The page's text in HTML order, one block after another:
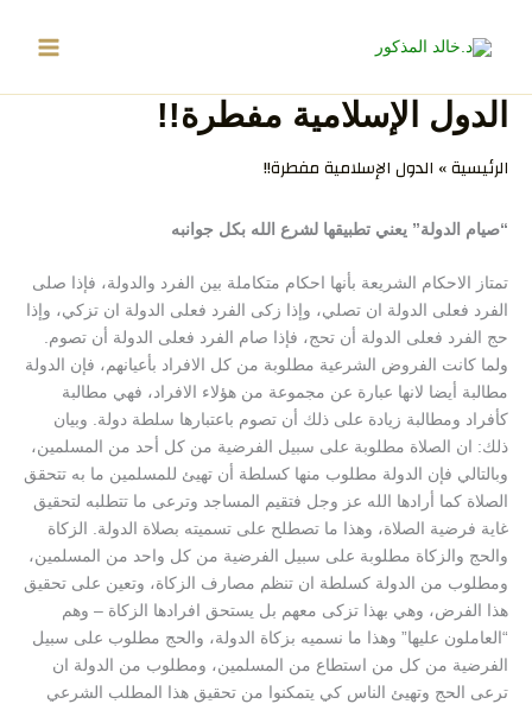
الدول الإسلامية مفطرة!!
الرئيسية الدول الإسلامية مفطرة!!
“صيام الدولة” يعني تطبيقها لشرع الله بكل جوانبه
تمتاز الاحكام الشريعة بأنها احكام متكاملة بين الفرد والدولة، فإذا صلى
الفرد فعلى الدولة ان تصلي، وإذا زكى الفرد فعلى الدولة ان تزكي، وإذا
حج الفرد فعلى الدولة أن تحج، فإذا صام الفرد فعلى الدولة أن تصوم.
ولما كانت الفروض الشرعية مطلوبة من كل الافراد بأعيانهم، فإن الدولة
مطالبة أيضا لانها عبارة عن مجموعة من هؤلاء الافراد، فهي مطالبة
كأفراد ومطالبة زيادة على ذلك أن تصوم باعتبارها سلطة دولة. وبيان
ذلك: ان الصلاة مطلوبة على سبيل الفرضية من كل أحد من المسلمين،
وبالتالي فإن الدولة مطلوب منها كسلطة أن تهيئ للمسلمين ما به تتحقق
الصلاة كما أرادها الله عز وجل فتقيم المساجد وترعى ما تتطلبه لتحقيق
غاية فرضية الصلاة، وهذا ما تصطلح على تسميته بصلاة الدولة. الزكاة
والحج والزكاة مطلوبة على سبيل الفرضية من كل واحد من المسلمين،
ومطلوب من الدولة كسلطة ان تنظم مصارف الزكاة، وتعين على تحقيق
هذا الفرض، وهي بهذا تزكى معهم بل يستحق افرادها الزكاة – وهم
“العاملون عليها” وهذا ما نسميه بزكاة الدولة، والحج مطلوب على سبيل
الفرضية من كل من استطاع من المسلمين، ومطلوب من الدولة ان
ترعى الحج وتهيئ الناس كي يتمكنوا من تحقيق هذا المطلب الشرعي